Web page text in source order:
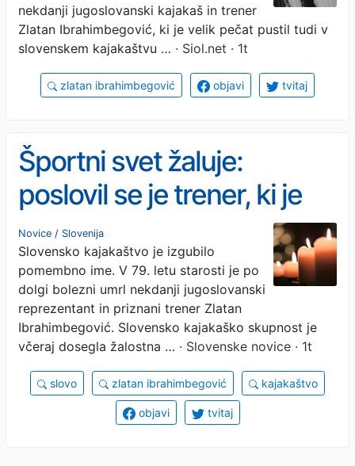
nekdanji jugoslovanski kajakaš in trener
Zlatan Ibrahimbegović, ki je velik pečat pustil tudi v
slovenskem kajakaštvu … · Siol.net · 1t
zlatan ibrahimbegović objavi tvitaj
Športni svet žaluje:
poslovil se je trener, ki je
vzgojil številne generacije
(FOTO)
Novice / Slovenija
Slovensko kajakaštvo je izgubilo
pomembno ime. V 79. letu starosti je po
dolgi bolezni umrl nekdanji jugoslovanski
reprezentant in priznani trener Zlatan
Ibrahimbegović. Slovensko kajakaško skupnost je
včeraj dosegla žalostna … · Slovenske novice · 1t
slovo zlatan ibrahimbegović kajakaštvo
objavi tvitaj